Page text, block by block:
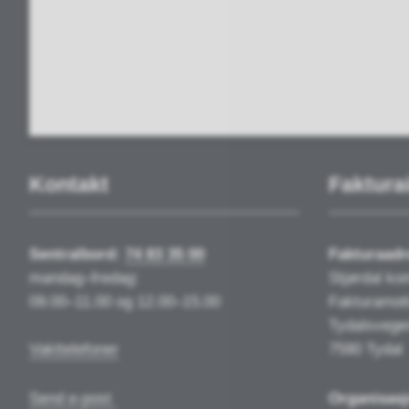
Kontakt
Sentralbord:
74 83 35 00
mandag–fredag:
09.00–11.00 og 12.00–15.00
Vakttelefoner
Send e-post
Stjørdal
7590 Tydal